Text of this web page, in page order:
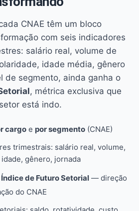
CNAE têm um bloco
com seis indicadores
salário real, volume de
idade média, gênero
de segmento, ainda ganha o
, métrica exclusiva que
está indo.
cargo e por segmento (CNAE)
trimestrais: salário real, volume,
gênero, jornada
Índice de Futuro Setorial — direção
do CNAE